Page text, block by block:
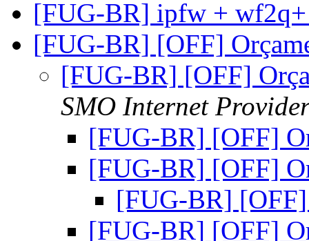
[FUG-BR] ipfw +
[FUG-BR] [OFF]
[FUG-BR] [OFF]
SMO Internet
[FUG-BR] [OFF]
[FUG-BR] [OFF]
[FUG-BR]
[FUG-BR] [OFF]